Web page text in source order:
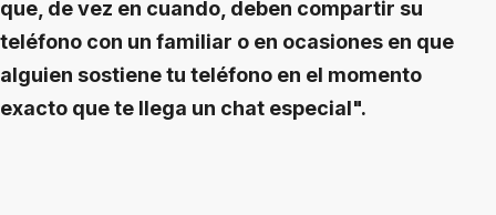
que, de vez en cuando, deben compartir su
teléfono con un familiar o en ocasiones en que
alguien sostiene tu teléfono en el momento
exacto que te llega un chat especial".